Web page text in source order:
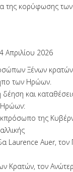
της κορύφωσης
Απριλίου 2026
Ξένων
των Ηρώων.
και
Ηρώων:
της
Laurence Auer, τον
Κρατών, τον